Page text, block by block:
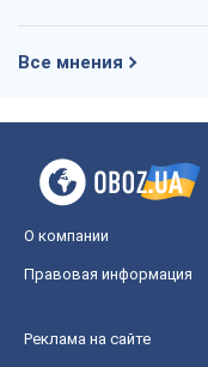
Все мнения
О компании
Правовая информация
Реклама на сайте